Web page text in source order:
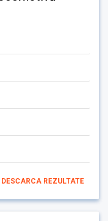
DESCARCA REZULTATE